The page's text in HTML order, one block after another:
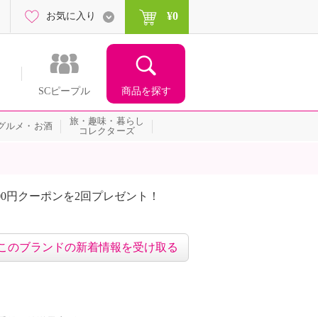
SCピープル 商品を探す
お気に入り ¥0
ルメ・お酒
旅・趣味・暮らし
コレクターズ
クーポンを2回プレゼント！
のブランドの新着情報を受け取る